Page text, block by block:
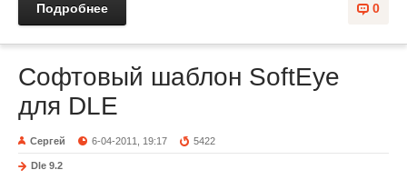
0
Подробнее
Софтовый шаблон SoftEye
для DLE
Сергей 6-04-2011, 19:17 5422
Dle 9.2